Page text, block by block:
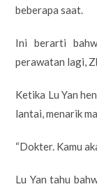
beberapa saat.
Ini berarti
perawatan lagi,
Ketika Lu Yan
lantai, menarik
“Dokter. Kamu
Lu Yan tahu